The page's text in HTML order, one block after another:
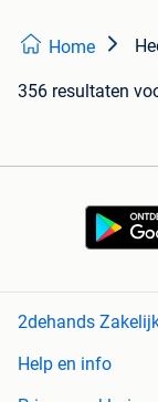
Home
356 resultaten
2dehands
Help en info